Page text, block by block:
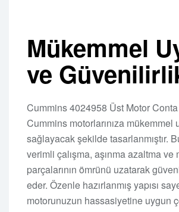
Mükemmel
ve
Cummins 4024958 Üst Motor Conta
Cummins motorlarınıza mükemmel
sağlayacak şekilde tasarlanmıştır.
verimli çalışma, aşınma azaltma ve
parçalarının ömrünü uzatarak
eder. Özenle hazırlanmış yapısı
motorunuzun hassasiyetine uygun